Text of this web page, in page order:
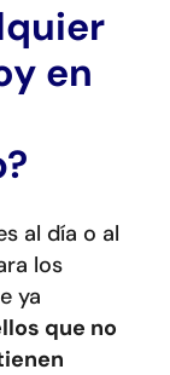
en
al día o al
los
ya
que no